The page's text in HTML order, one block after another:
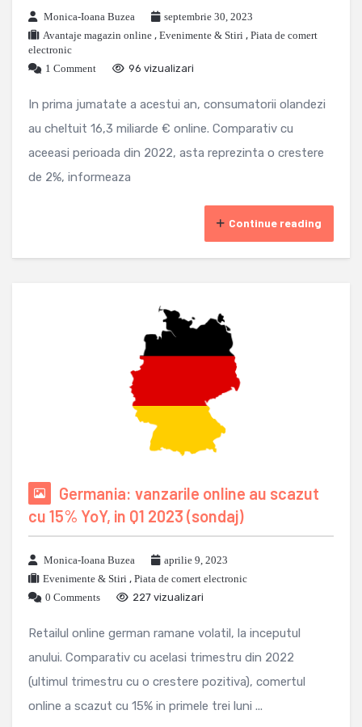
Monica-Ioana Buzea
septembrie 30, 2023
Avantaje magazin online , Evenimente & Stiri , Piata de comert
electronic
1 Comment
96 vizualizari
In prima jumatate a acestui an, consumatorii olandezi
au cheltuit 16,3 miliarde € online. Comparativ cu
aceeasi perioada din 2022, asta reprezinta o crestere
de 2%, informeaza
Continue reading
Germania: vanzarile online au scazut
cu 15% YoY, in Q1 2023 (sondaj)
Monica-Ioana Buzea
aprilie 9, 2023
Evenimente & Stiri , Piata de comert electronic
0 Comments
227 vizualizari
Retailul online german ramane volatil, la inceputul
anului. Comparativ cu acelasi trimestru din 2022
(ultimul trimestru cu o crestere pozitiva), comertul
online a scazut cu 15% in primele trei luni ...